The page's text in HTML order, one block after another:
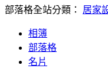
部落格全站分類： 居家
相簿
部落格
名片